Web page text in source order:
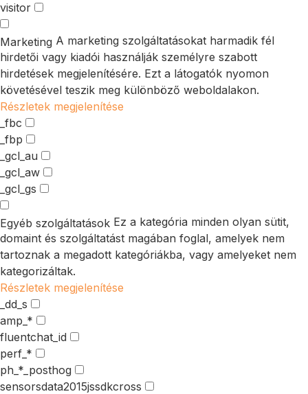
visitor
Marketing A marketing szolgáltatásokat harmadik fél
hirdetői vagy kiadói használják személyre szabott
hirdetések megjelenítésére. Ezt a látogatók nyomon
követésével teszik meg különböző weboldalakon.
Részletek megjelenítése
_fbc
_fbp
_gcl_au
_gcl_aw
_gcl_gs
Egyéb szolgáltatások Ez a kategória minden olyan sütit,
domaint és szolgáltatást magában foglal, amelyek nem
tartoznak a megadott kategóriákba, vagy amelyeket nem
kategorizáltak.
Részletek megjelenítése
_dd_s
amp_*
fluentchat_id
perf_*
ph_*_posthog
sensorsdata2015jssdkcross